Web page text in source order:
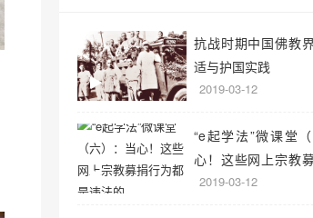
抗战时期中国佛教
适与护国实践
2019-03-12
“e起学法”微课堂
心！这些网上宗教
是违法的
2019-03-12